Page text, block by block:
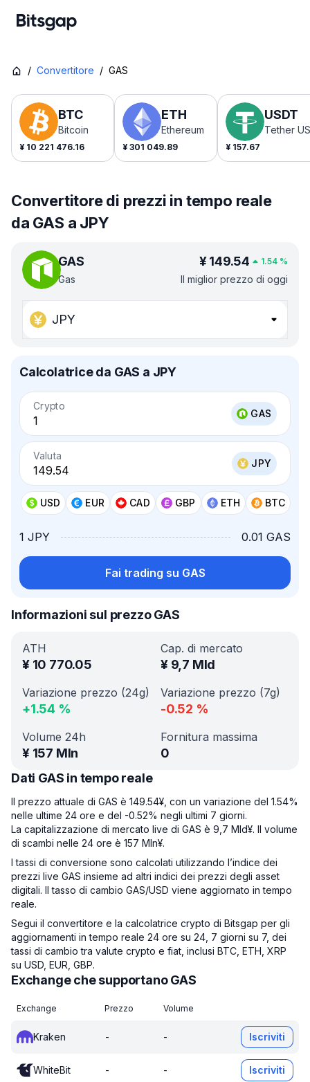
/ Convertitore / GAS
BTC
Bitcoin
¥ 10 221 476.16
ETH
Ethereum
¥ 301 049.89
USDT
Tether
¥ 157.67
Convertitore di prezzi in tempo reale
da GAS a JPY
GAS
Gas
¥ 149.54 1.54 %
Il miglior prezzo di oggi
JPY
Calcolatrice da GAS a JPY
Crypto
GAS
Valuta
JPY
USD EUR CAD GBP ETH BTC
1 JPY 0.01 GAS
Fai trading su GAS
Informazioni sul prezzo GAS
ATH
¥ 10 770.05
Cap. di mercato
¥ 9,7 Mld
Variazione prezzo (24g)
+1.54 %
Variazione prezzo (7g)
-0.52 %
Volume 24h
¥ 157 Mln
Fornitura massima
0
Dati GAS in tempo reale
Il prezzo attuale di GAS è 149.54¥, con un variazione del 1.54%
nelle ultime 24 ore e del -0.52% negli ultimi 7 giorni.
La capitalizzazione di mercato live di GAS è 9,7 Mld¥. Il volume
di scambi nelle 24 ore è 157 Mln¥.
I tassi di conversione sono calcolati utilizzando l’indice dei
prezzi live GAS insieme ad altri indici dei prezzi degli asset
digitali. Il tasso di cambio GAS/USD viene aggiornato in tempo
reale.
Segui il convertitore e la calcolatrice crypto di Bitsgap per gli
aggiornamenti in tempo reale 24 ore su 24, 7 giorni su 7, dei
tassi di cambio tra valute crypto e fiat, inclusi BTC, ETH, XRP
su USD, EUR, GBP.
Exchange che supportano GAS
Exchange Prezzo Volume
Kraken - - Iscriviti
WhiteBit - - Iscriviti